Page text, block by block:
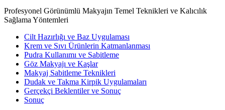
Profesyonel Görünümlü Makyajın Temel Teknikleri ve Kalıcılık
Sağlama Yöntemleri
Cilt Hazırlığı ve Baz Uygulaması
Krem ve Sıvı Ürünlerin Katmanlanması
Pudra Kullanımı ve Sabitleme
Göz Makyajı ve Kaşlar
Makyaj Sabitleme Teknikleri
Dudak ve Takma Kirpik Uygulamaları
Gerçekçi Beklentiler ve Sonuç
Sonuç